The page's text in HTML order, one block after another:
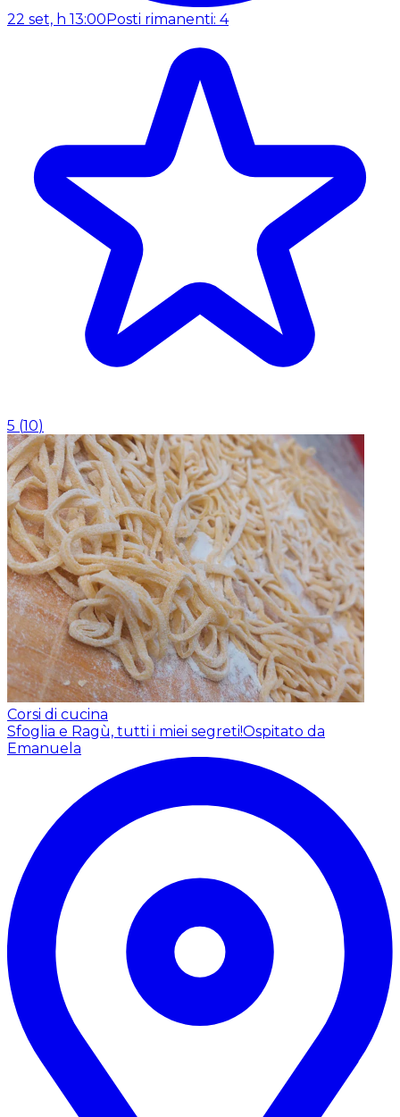
22 set, h 13:00 Posti rimanenti: 4
5 (10)
Corsi di cucina
Sfoglia e Ragù, tutti i miei segreti!Ospitato da
Emanuela